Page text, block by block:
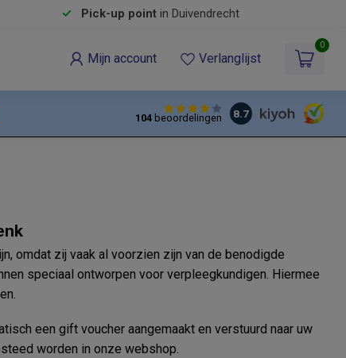
Pick-up pointin Duivendrecht
Mijn account Verlanglijst
0
104beoordelingen 8.7
omdat zij vaak al voorzien zijn van de benodigde
speciaal ontworpen voor verpleegkundigen. Hiermee
een gift voucher aangemaakt en verstuurd naar uw
worden in onze webshop.